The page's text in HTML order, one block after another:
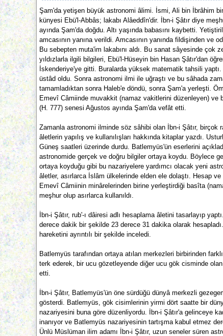
Şam'da yetişen büyük astronomi âlimi. İsmi, Ali bin İbrâhim
künyesi Ebü'l-Abbâs; lakabı Alâeddîn'dir. İbn-i Şâtır diye
ayında Şam'da doğdu. Altı yaşında babasını kaybetti.
amcasının yanına verildi. Amcasının yanında fildişinden ve
Bu sebepten muta'im lakabını aldı. Bu sanat sâyesinde çok
yıldızlarla ilgili bilgileri, Ebü'l-Hüseyin bin Hasan Şâtır'dan
İskenderiye'ye gitti. Buralarda yüksek matematik tahsili
üstâd oldu. Sonra astronomi ilmi ile uğraştı ve bu sâhada
tamamladıktan sonra Haleb'e döndü, sonra Şam'a yerleşti.
Emevî Câmiinde muvakkit (namaz vakitlerini düzenleyen) ve
(H. 777) senesi Ağustos ayında Şam'da vefât etti.
Zamanla astronomi ilminde söz sâhibi olan İbn-i Şâtır,
âletlerin yapılış ve kullanılışları hakkında kitaplar yazdı.
Güneş saatleri üzerinde durdu. Batlemyüs'ün eserlerini
astronomide gerçek ve doğru bilgiler ortaya koydu. Böylece
ortaya koyduğu gibi bu nazariyelere yardımcı olacak yeni
âletler, asırlarca İslâm ülkelerinde elden ele dolaştı. Hesap
Emevî Câmiinin minârelerinden birine yerleştirdiği basîta
meşhur olup asırlarca kullanıldı.
İbn-i Şâtır, rub'-ı dâiresi adlı hesaplama âletini tasarlayıp
derece dakik bir şekilde 23 derece 31 dakika olarak
hareketini ayrıntılı bir şekilde inceledi.
Batlemyüs tarafından ortaya atılan merkezleri birbirinden
terk ederek, bir ucu gözetleyende diğer ucu gök cisminde
etti.
İbn-i Şâtır, Batlemyüs'ün öne sürdüğü dünyâ merkezli
gösterdi. Batlemyüs, gök cisimlerinin yirmi dört saatte bir
nazariyesini buna göre düzenliyordu. İbn-i Şâtır'a gelinceye
inanıyor ve Batlemyüs nazariyesinin tartışma kabul etmez
Ünlü Müslüman ilim adamı İbn-i Şâtır, uzun seneler süren